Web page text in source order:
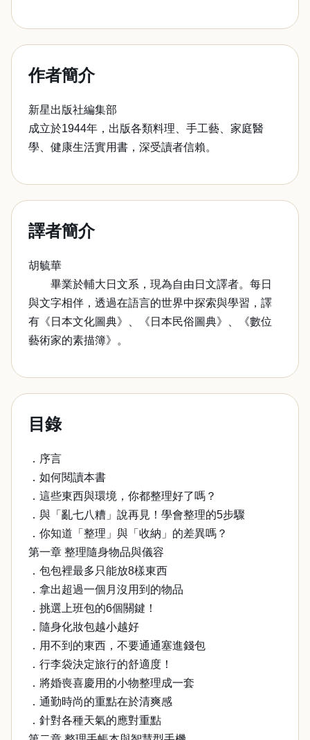
作者簡介
新星出版社編集部
成立於1944年，出版各類料理、手工藝、家庭醫
學、健康生活實用書，深受讀者信賴。
譯者簡介
胡毓華
畢業於輔大日文系，現為自由日文譯者。每日
與文字相伴，透過在語言的世界中探索與學習，譯
有《日本文化圖典》、《日本民俗圖典》、《數位
藝術家的素描簿》。
目錄
．序言
．如何閱讀本書
．這些東西與環境，你都整理好了嗎？
．與「亂七八糟」說再見！學會整理的5步驟
．你知道「整理」與「收納」的差異嗎？
第一章 整理隨身物品與儀容
．包包裡最多只能放8樣東西
．拿出超過一個月沒用到的物品
．挑選上班包的6個關鍵！
．隨身化妝包越小越好
．用不到的東西，不要通通塞進錢包
．行李袋決定旅行的舒適度！
．將婚喪喜慶用的小物整理成一套
．通勤時尚的重點在於清爽感
．針對各種天氣的應對重點